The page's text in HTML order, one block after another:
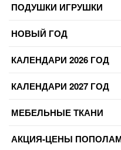
ПОДУШКИ ИГРУШКИ
НОВЫЙ ГОД
КАЛЕНДАРИ 2026 ГОД
КАЛЕНДАРИ 2027 ГОД
МЕБЕЛЬНЫЕ ТКАНИ
АКЦИЯ-ЦЕНЫ